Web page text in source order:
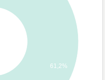
61,2%